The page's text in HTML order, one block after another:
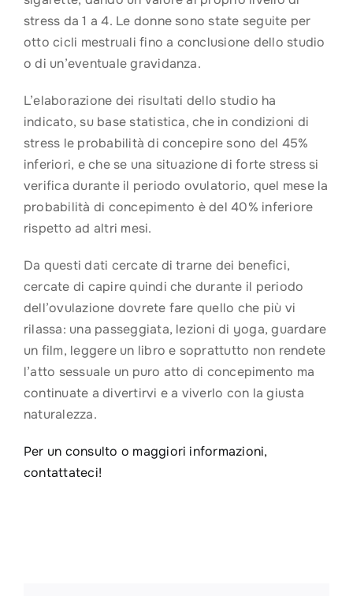
stress da 1 a 4. Le donne sono state seguite per
otto cicli mestruali fino a conclusione dello studio
o di un’eventuale gravidanza.
L’elaborazione dei risultati dello studio ha
indicato, su base statistica, che in condizioni di
stress le probabilità di concepire sono del 45%
inferiori, e che se una situazione di forte stress si
verifica durante il periodo ovulatorio, quel mese la
probabilità di concepimento è del 40% inferiore
rispetto ad altri mesi.
Da questi dati cercate di trarne dei benefici,
cercate di capire quindi che durante il periodo
dell’ovulazione dovrete fare quello che più vi
rilassa: una passeggiata, lezioni di yoga, guardare
un film, leggere un libro e soprattutto non rendete
l’atto sessuale un puro atto di concepimento ma
continuate a divertirvi e a viverlo con la giusta
naturalezza.
Per un consulto o maggiori informazioni,
contattateci!